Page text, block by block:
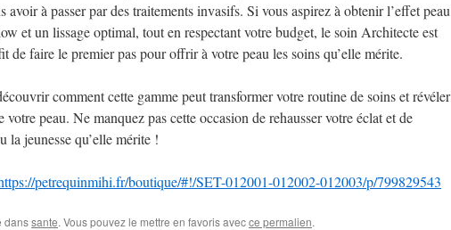
avoir à passer par des traitements invasifs. Si vous aspirez à obtenir l’effet peau
et un lissage optimal, tout en respectant votre budget, le soin Architecte est
de faire le premier pas pour offrir à votre peau les soins qu’elle mérite.
comment cette gamme peut transformer votre routine de soins et révéler
votre peau. Ne manquez pas cette occasion de rehausser votre éclat et de
la jeunesse qu’elle mérite !
petrequinmihi.fr/boutique/#!/SET-012001-012002-012003/p/799829543
danssante. Vous pouvez le mettre en favoris avecce permalien.